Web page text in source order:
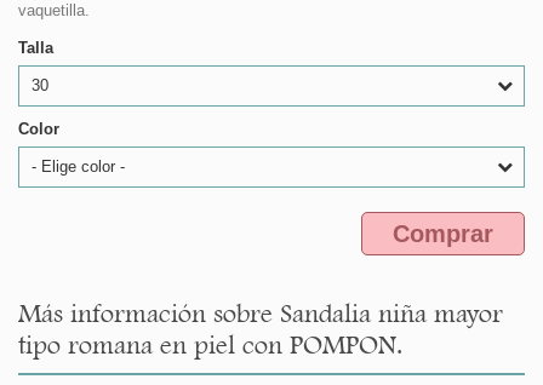
vaquetilla.
Talla
30
Color
- Elige color -
Comprar
Más información sobre Sandalia niña mayor
tipo romana en piel con POMPON.